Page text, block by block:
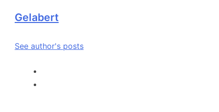
Gelabert
See author's posts